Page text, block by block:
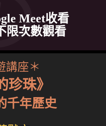
Meet收看
限次數觀看
講座＊
珍珠》
千年歷史